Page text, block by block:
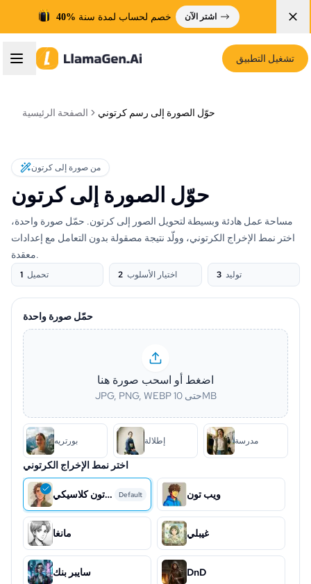
40% خصم لحساب لمدة سنة اشتر الآن
تشغيل التطبيق
الصفحة الرئيسية حوّل الصورة إلى رسم كرتوني
من صورة إلى كرتون
حوّل الصورة إلى كرتون
مساحة عمل هادئة وبسيطة لتحويل الصور إلى كرتون. حمّل صورة واحدة،
اختر نمط الإخراج الكرتوني، وولّد نتيجة مصقولة بدون التعامل مع إعدادات
معقدة.
1 تحميل 2 اختيار الأسلوب 3 توليد
حمّل صورة واحدة
اضغط أو اسحب صورة هنا
JPG, PNG, WEBP حتى 10MB
بورتريه إطلالة مدرسة
اختر نمط الإخراج الكرتوني
كرتون كلاسيكي Default ويب تون
مانغا غيبلي
سايبر بنك DnD